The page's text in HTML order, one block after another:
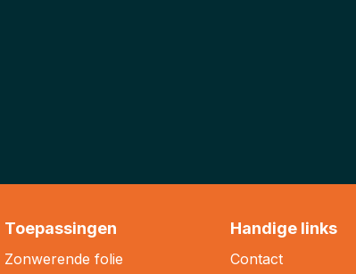
Toepassingen
Zonwerende folie
Handige links
Contact